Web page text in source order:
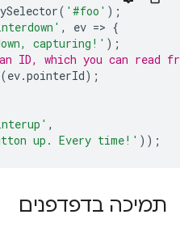
( '#foo' );
, ev => {
capturing!' );
ID, which you can read
(ev.pointerId);
,
up. Every time!' ));
תמיכה בדפדפנים